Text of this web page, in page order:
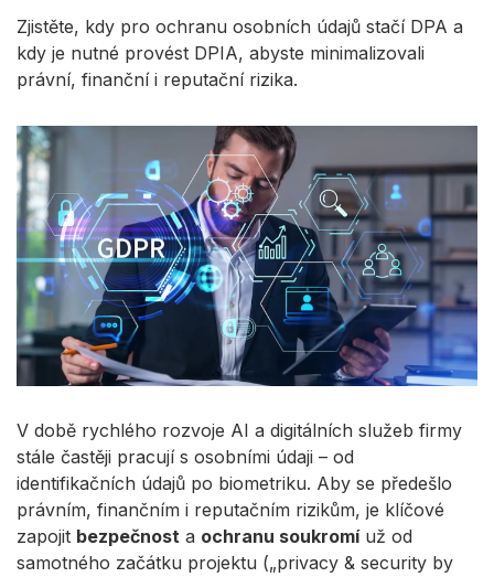
Zjistěte, kdy pro ochranu osobních údajů stačí DPA a
kdy je nutné provést DPIA, abyste minimalizovali
právní, finanční i reputační rizika.
V době rychlého rozvoje AI a digitálních služeb firmy
stále častěji pracují s osobními údaji – od
identifikačních údajů po biometriku. Aby se předešlo
právním, finančním i reputačním rizikům, je klíčové
zapojit bezpečnost a ochranu soukromíuž od
samotného začátku projektu („privacy & security by